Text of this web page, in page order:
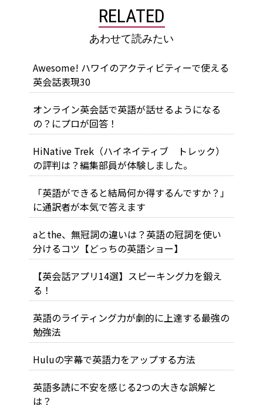
RELATED
あわせて読みたい
Awesome! ハワイのアクティビティーで使える
英会話表現30
オンライン英会話で英語が話せるようになる
の？にプロが回答！
HiNative Trek（ハイネイティブ トレック）
の評判は？編集部員が体験しました。
「英語ができると結局何か得するんですか？」
に通訳者が本気で答えます
aとthe、無冠詞の違いは？英語の冠詞を使い
分けるコツ【どっちの英語ショー】
【英会話アプリ14選】スピーキング力を鍛え
る！
英語のライティング力が劇的に上達する最強の
勉強法
Huluの字幕で英語力をアップする方法
英語多読に不安を感じる2つの大きな誤解と
は？